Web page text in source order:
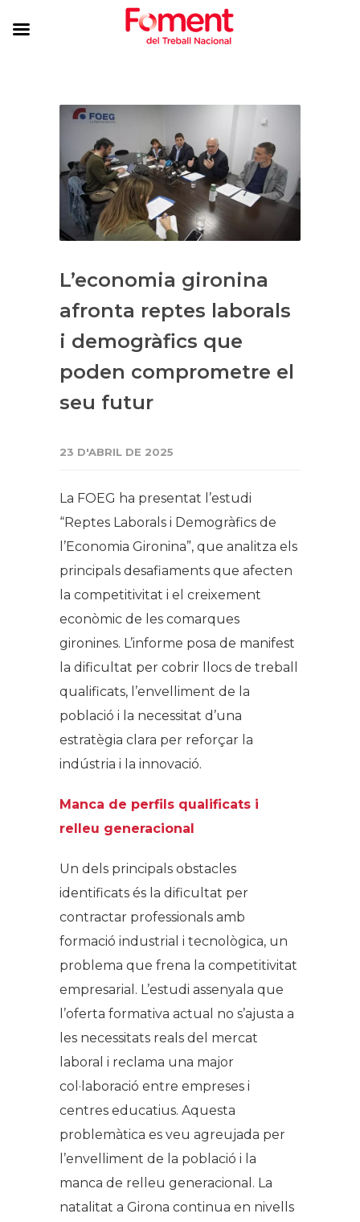
L’economia gironina
afronta reptes laborals
i demogràfics que
poden comprometre el
seu futur
23 D'ABRIL DE 2025
La FOEG ha presentat l’estudi
“Reptes Laborals i Demogràfics de
l’Economia Gironina”, que analitza els
principals desafiaments que afecten
la competitivitat i el creixement
econòmic de les comarques
gironines. L’informe posa de manifest
la dificultat per cobrir llocs de treball
qualificats, l’envelliment de la
població i la necessitat d’una
estratègia clara per reforçar la
indústria i la innovació.
Manca de perfils qualificats i
relleu generacional
Un dels principals obstacles
identificats és la dificultat per
contractar professionals amb
formació industrial i tecnològica, un
problema que frena la competitivitat
empresarial. L’estudi assenyala que
l’oferta formativa actual no s’ajusta a
les necessitats reals del mercat
laboral i reclama una major
col·laboració entre empreses i
centres educatius. Aquesta
problemàtica es veu agreujada per
l’envelliment de la població i la
manca de relleu generacional. La
natalitat a Girona continua en nivells